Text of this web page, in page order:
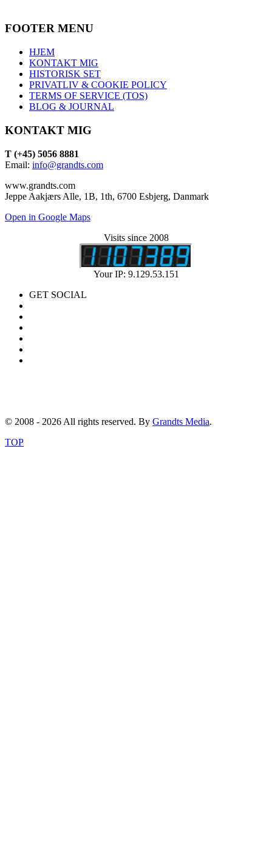
FOOTER MENU
HJEM
KONTAKT MIG
HISTORISK SET
PRIVATLIV & COOKIE POLICY
TERMS OF SERVICE (TOS)
BLOG & JOURNAL
KONTAKT MIG
T (+45) 5056 8881
Email: info@grandts.com
www.grandts.com
Jeppe Aakjærs Alle, 1B, 1th, 6700 Esbjerg, Danmark
Open in Google Maps
Visits since 2008
Your IP: 9.129.53.151
GET SOCIAL
© 2008 - 2026 All rights reserved. By Grandts Media.
TOP